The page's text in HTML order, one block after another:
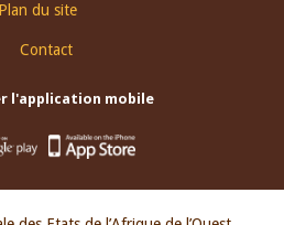
Plan du site
Contact
l'application mobile